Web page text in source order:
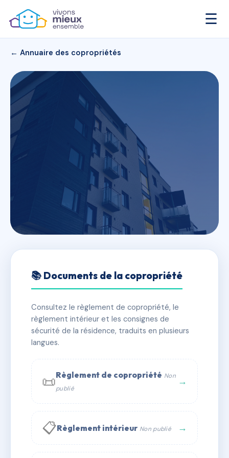
☰
← Annuaire des copropriétés
SDC 64 SAUFFROY
✓ Immatriculée 🏠 42 lots 🏗 1 bâtiment(s)
📞 Contacter Syndic Digital
📚 Documents de la copropriété
Consultez le règlement de copropriété, le
règlement intérieur et les consignes de
sécurité de la résidence, traduits en plusieurs
langues.
📜Règlement de copropriété Non
publié
→
📋Règlement intérieur Non publié →